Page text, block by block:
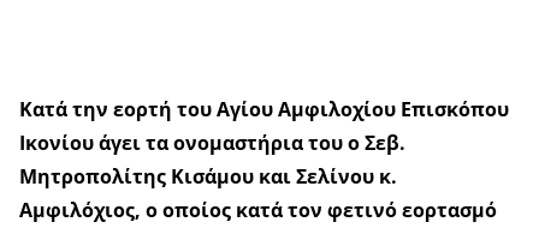
Κατά την εορτή του Αγίου Αμφιλοχίου Επισκόπου
Ικονίου άγει τα ονομαστήρια του ο Σεβ.
Μητροπολίτης Κισάμου και Σελίνου κ.
Αμφιλόχιος, ο οποίος κατά τον φετινό εορτασμό